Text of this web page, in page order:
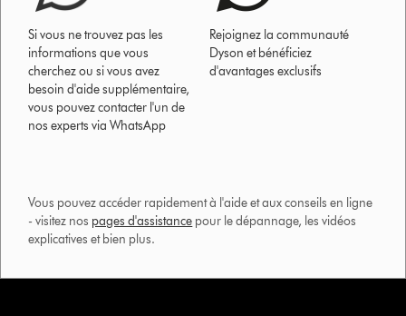
Si vous ne trouvez pas les
informations que vous
cherchez ou si vous avez
besoin d'aide supplémentaire,
vous pouvez contacter l'un de
nos experts via WhatsApp
Rejoignez la communauté
Dyson et bénéficiez
d'avantages exclusifs
Vous pouvez accéder rapidement à l'aide et aux conseils en ligne
- visitez nos pages d'assistance pour le dépannage, les vidéos
explicatives et bien plus.​